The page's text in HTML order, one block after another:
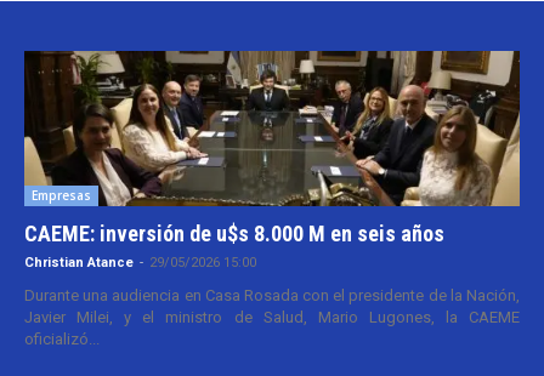
Empresas
CAEME: inversión de u$s 8.000 M en seis años
Christian Atance - 29/05/2026 15:00
Durante una audiencia en Casa Rosada con el presidente de la Nación,
Javier Milei, y el ministro de Salud, Mario Lugones, la CAEME
oficializó...